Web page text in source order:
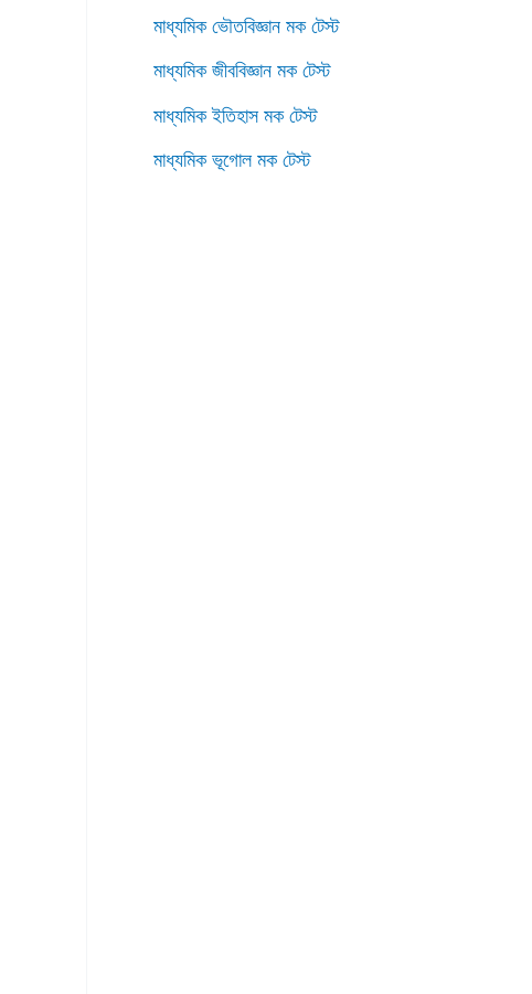
মাধ্যমিক ভৌতবিজ্ঞান মক টেস্ট
মাধ্যমিক জীববিজ্ঞান মক টেস্ট
মাধ্যমিক ইতিহাস মক টেস্ট
মাধ্যমিক ভূগোল মক টেস্ট